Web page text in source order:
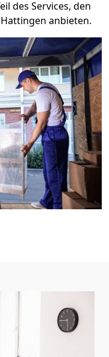
des Services, den
anbieten.